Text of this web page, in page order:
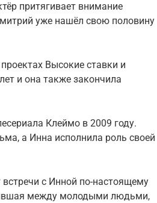
притягивает внимание
уже нашёл свою половину
Высокие ставки и
и она также закончила
Клеймо в 2009 году.
а Инна исполнила роль своей
с Инной по-настоящему
между молодыми людьми,